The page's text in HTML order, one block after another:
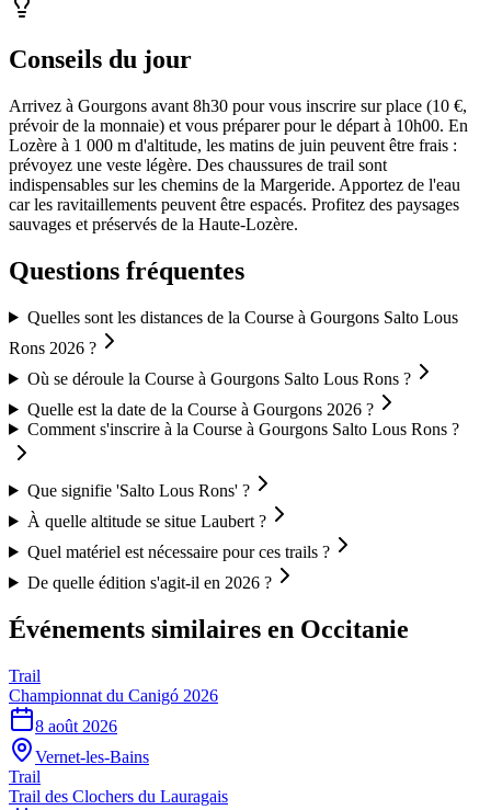
Conseils du jour
Arrivez à Gourgons avant 8h30 pour vous inscrire sur place (10 €,
prévoir de la monnaie) et vous préparer pour le départ à 10h00. En
Lozère à 1 000 m d'altitude, les matins de juin peuvent être frais :
prévoyez une veste légère. Des chaussures de trail sont
indispensables sur les chemins de la Margeride. Apportez de l'eau
car les ravitaillements peuvent être espacés. Profitez des paysages
sauvages et préservés de la Haute-Lozère.
Questions fréquentes
Quelles sont les distances de la Course à Gourgons Salto Lous
Rons 2026 ?
Où se déroule la Course à Gourgons Salto Lous Rons ?
Quelle est la date de la Course à Gourgons 2026 ?
Comment s'inscrire à la Course à Gourgons Salto Lous Rons ?
Que signifie 'Salto Lous Rons' ?
À quelle altitude se situe Laubert ?
Quel matériel est nécessaire pour ces trails ?
De quelle édition s'agit-il en 2026 ?
Événements similaires en Occitanie
Trail
Championnat du Canigó 2026
8 août 2026
Vernet-les-Bains
Trail
Trail des Clochers du Lauragais